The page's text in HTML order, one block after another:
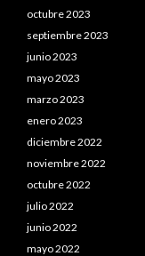
octubre 2023
septiembre 2023
junio 2023
mayo 2023
marzo 2023
enero 2023
diciembre 2022
noviembre 2022
octubre 2022
julio 2022
junio 2022
mayo 2022